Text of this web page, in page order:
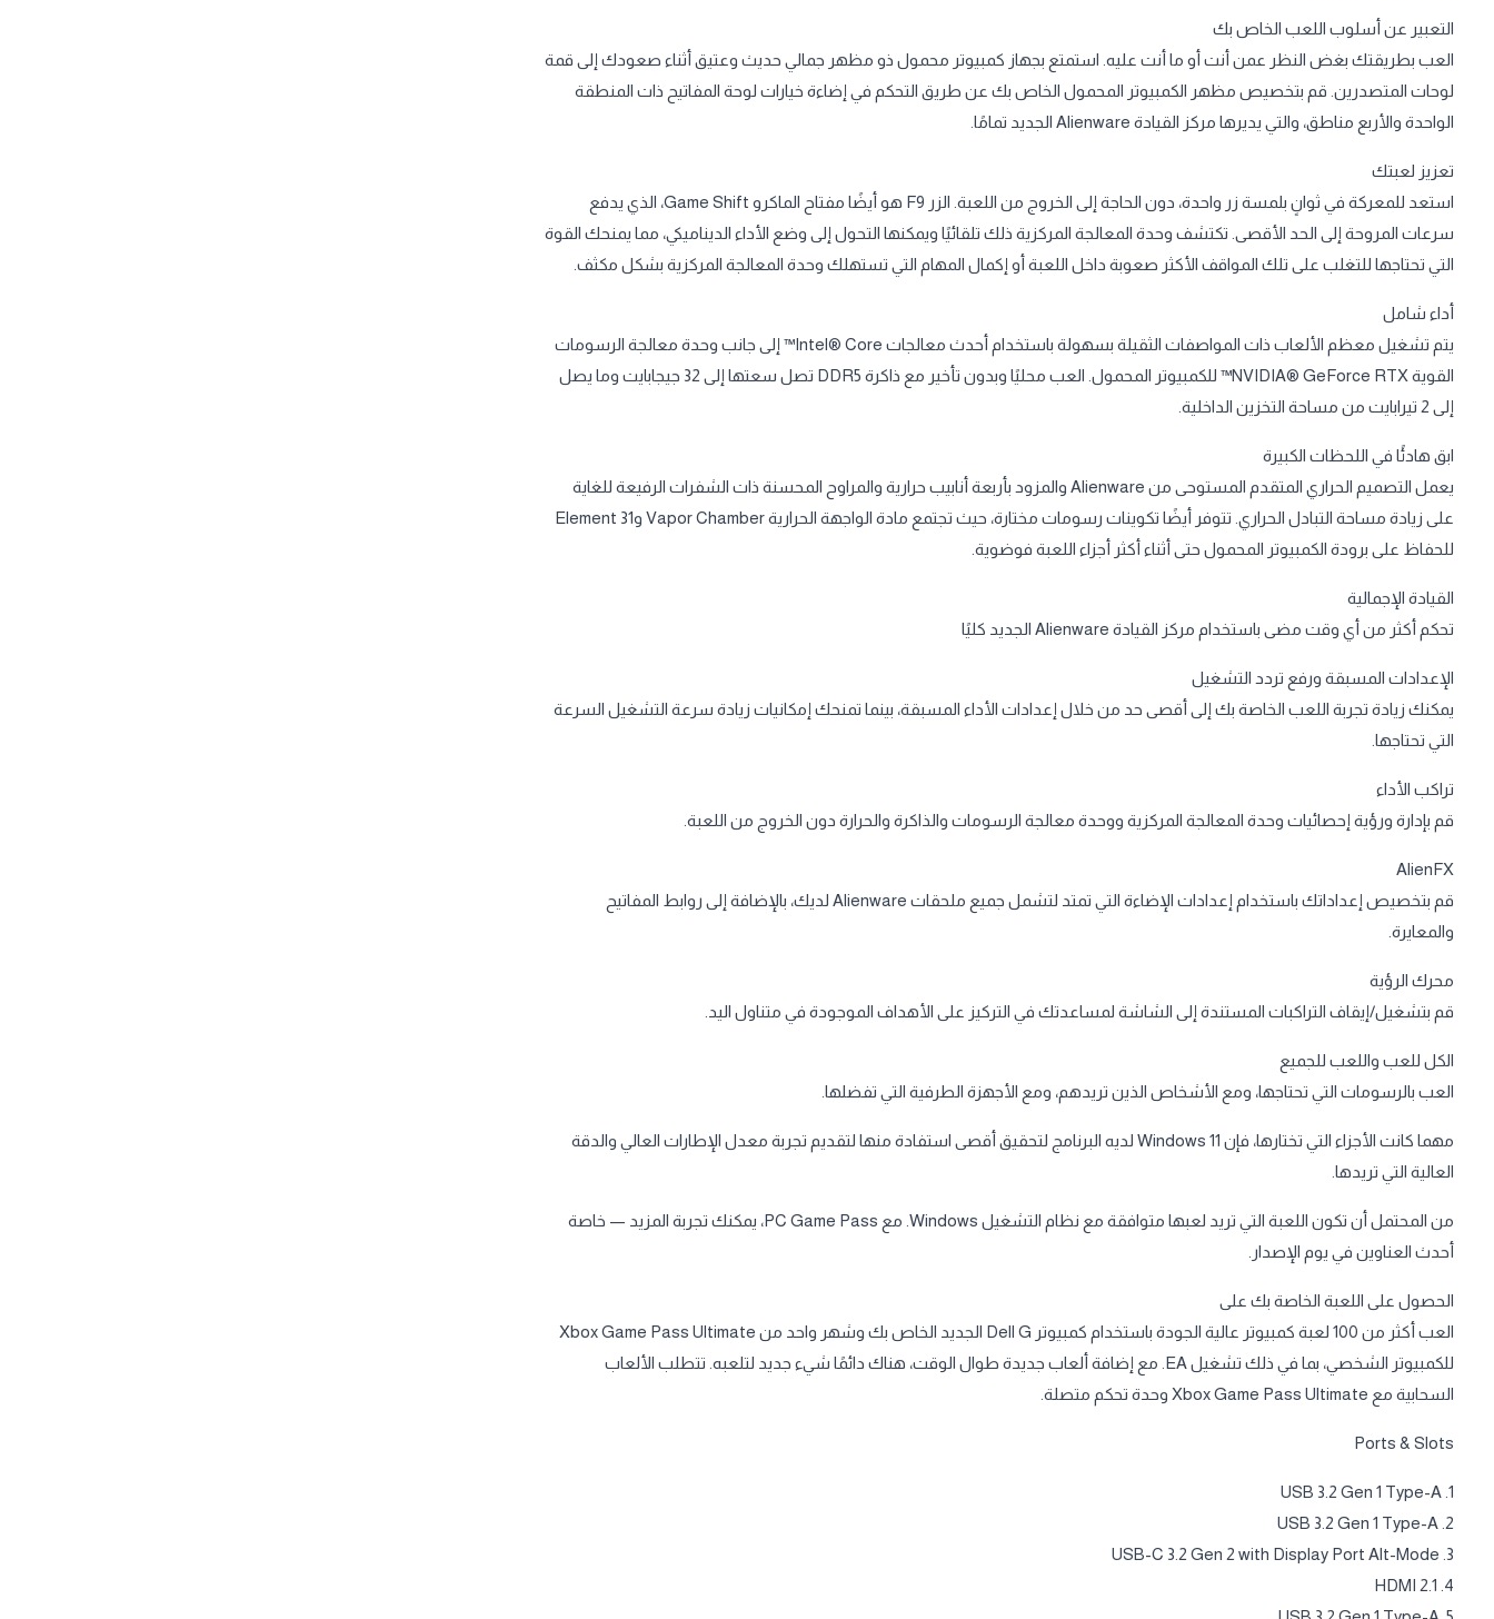
التعبير عن أسلوب اللعب الخاص بك
العب بطريقتك بغض النظر عمن أنت أو ما أنت عليه. استمتع بجهاز كمبيوتر محمول ذو مظهر جمالي حديث وعتيق أثناء صعودك إلى قمة
لوحات المتصدرين. قم بتخصيص مظهر الكمبيوتر المحمول الخاص بك عن طريق التحكم في إضاءة خيارات لوحة المفاتيح ذات المنطقة
الواحدة والأربع مناطق، والتي يديرها مركز القيادة Alienware الجديد تمامًا.
تعزيز لعبتك
استعد للمعركة في ثوانٍ بلمسة زر واحدة، دون الحاجة إلى الخروج من اللعبة. الزر F9 هو أيضًا مفتاح الماكرو Game Shift، الذي يدفع
سرعات المروحة إلى الحد الأقصى. تكتشف وحدة المعالجة المركزية ذلك تلقائيًا ويمكنها التحول إلى وضع الأداء الديناميكي، مما يمنحك القوة
التي تحتاجها للتغلب على تلك المواقف الأكثر صعوبة داخل اللعبة أو إكمال المهام التي تستهلك وحدة المعالجة المركزية بشكل مكثف.
أداء شامل
يتم تشغيل معظم الألعاب ذات المواصفات الثقيلة بسهولة باستخدام أحدث معالجات Intel® Core™ إلى جانب وحدة معالجة الرسومات
القوية NVIDIA® GeForce RTX™ للكمبيوتر المحمول. العب محليًا وبدون تأخير مع ذاكرة DDR5 تصل سعتها إلى 32 جيجابايت وما يصل
إلى 2 تيرابايت من مساحة التخزين الداخلية.
ابق هادئًا في اللحظات الكبيرة
يعمل التصميم الحراري المتقدم المستوحى من Alienware والمزود بأربعة أنابيب حرارية والمراوح المحسنة ذات الشفرات الرفيعة للغاية
على زيادة مساحة التبادل الحراري. تتوفر أيضًا تكوينات رسومات مختارة، حيث تجتمع مادة الواجهة الحرارية Vapor Chamber وElement 31
للحفاظ على برودة الكمبيوتر المحمول حتى أثناء أكثر أجزاء اللعبة فوضوية.
القيادة الإجمالية
تحكم أكثر من أي وقت مضى باستخدام مركز القيادة Alienware الجديد كليًا
الإعدادات المسبقة ورفع تردد التشغيل
يمكنك زيادة تجربة اللعب الخاصة بك إلى أقصى حد من خلال إعدادات الأداء المسبقة، بينما تمنحك إمكانيات زيادة سرعة التشغيل السرعة
التي تحتاجها.
تراكب الأداء
قم بإدارة ورؤية إحصائيات وحدة المعالجة المركزية ووحدة معالجة الرسومات والذاكرة والحرارة دون الخروج من اللعبة.
AlienFX
قم بتخصيص إعداداتك باستخدام إعدادات الإضاءة التي تمتد لتشمل جميع ملحقات Alienware لديك، بالإضافة إلى روابط المفاتيح
والمعايرة.
محرك الرؤية
قم بتشغيل/إيقاف التراكبات المستندة إلى الشاشة لمساعدتك في التركيز على الأهداف الموجودة في متناول اليد.
الكل للعب واللعب للجميع
العب بالرسومات التي تحتاجها، ومع الأشخاص الذين تريدهم، ومع الأجهزة الطرفية التي تفضلها.
مهما كانت الأجزاء التي تختارها، فإن Windows 11 لديه البرنامج لتحقيق أقصى استفادة منها لتقديم تجربة معدل الإطارات العالي والدقة
العالية التي تريدها.
من المحتمل أن تكون اللعبة التي تريد لعبها متوافقة مع نظام التشغيل Windows. مع PC Game Pass، يمكنك تجربة المزيد — خاصة
أحدث العناوين في يوم الإصدار.
الحصول على اللعبة الخاصة بك على
العب أكثر من 100 لعبة كمبيوتر عالية الجودة باستخدام كمبيوتر Dell G الجديد الخاص بك وشهر واحد من Xbox Game Pass Ultimate
للكمبيوتر الشخصي، بما في ذلك تشغيل EA. مع إضافة ألعاب جديدة طوال الوقت، هناك دائمًا شيء جديد لتلعبه. تتطلب الألعاب
السحابية مع Xbox Game Pass Ultimate وحدة تحكم متصلة.
Ports & Slots
1. USB 3.2 Gen 1 Type-A
2. USB 3.2 Gen 1 Type-A
3. USB-C 3.2 Gen 2 with Display Port Alt-Mode
4. HDMI 2.1